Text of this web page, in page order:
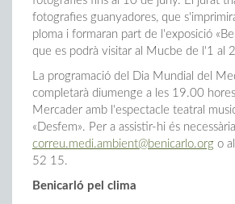
fotografies guanyadores, que
ploma i formaran part de l'exposició
que es podrà visitar al Mucbe de l'1 al
La programació del Dia Mundial del
completarà diumenge a les 19.00
Mercader amb l'espectacle teatral
«Desfem». Per a assistir-hi és
correu.medi.ambient@benicarlo.org o
52 15.
Benicarló pel clima